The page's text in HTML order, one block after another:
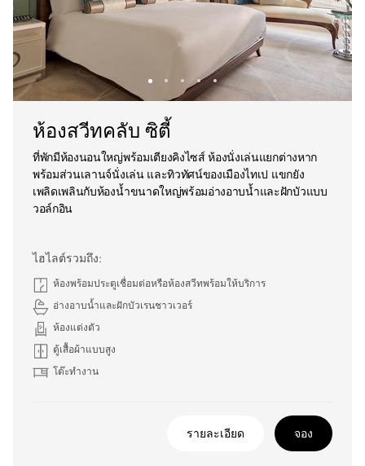
ห้องสวีทคลับ ซิตี้
ที่พักมีห้องนอนใหญ่พร้อมเตียงคิงไซส์ ห้องนั่งเล่นแยกต่างหาก
พร้อมส่วนเลานจ์นั่งเล่น และทิวทัศน์ของเมืองไทเป แขกยัง
เพลิดเพลินกับห้องน้ำขนาดใหญ่พร้อมอ่างอาบน้ำและฝักบัวแบบ
วอล์กอิน
ไฮไลต์รวมถึง:
ห้องพร้อมประตูเชื่อมต่อหรือห้องสวีทพร้อมให้บริการ
อ่างอาบน้ำและฝักบัวเรนชาวเวอร์
ห้องแต่งตัว
ตู้เสื้อผ้าแบบสูง
โต๊ะทำงาน
รายละเอียด จอง